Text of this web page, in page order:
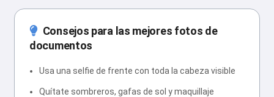
Consejos para las mejores fotos de
documentos
Usa una selfie de frente con toda la cabeza visible
Quítate sombreros, gafas de sol y maquillaje